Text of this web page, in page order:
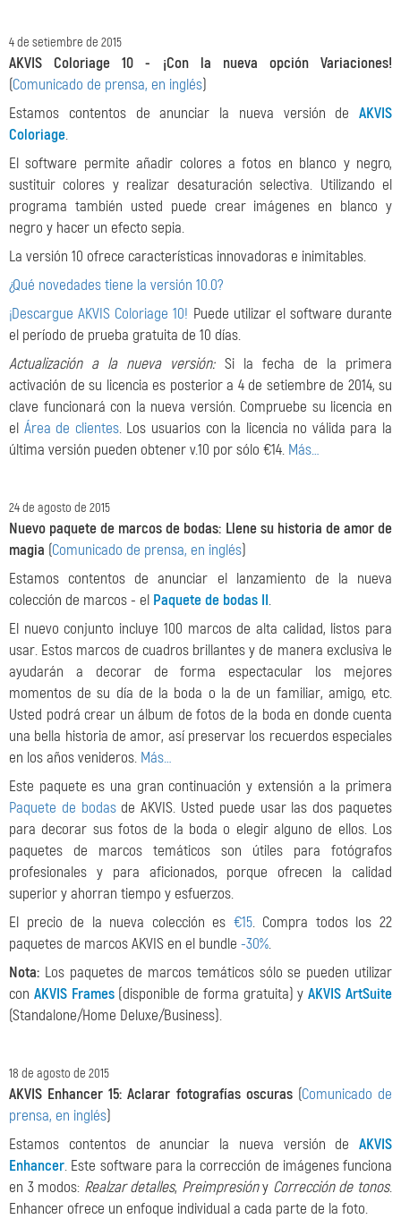
4 de setiembre de 2015
AKVIS Coloriage 10 - ¡Con la nueva opción Variaciones!
(Comunicado de prensa, en inglés)
Estamos contentos de anunciar la nueva versión de AKVIS
Coloriage.
El software permite añadir colores a fotos en blanco y negro,
sustituir colores y realizar desaturación selectiva. Utilizando el
programa también usted puede crear imágenes en blanco y
negro y hacer un efecto sepia.
La versión 10 ofrece características innovadoras e inimitables.
¿Qué novedades tiene la versión 10.0?
¡Descargue AKVIS Coloriage 10! Puede utilizar el software durante
el período de prueba gratuita de 10 días.
Actualización a la nueva versión:Si la fecha de la primera
activación de su licencia es posterior a 4 de setiembre de 2014, su
clave funcionará con la nueva versión. Compruebe su licencia en
el Área de clientes. Los usuarios con la licencia no válida para la
última versión pueden obtener v.10 por sólo €14. Más…
24 de agosto de 2015
Nuevo paquete de marcos de bodas: Llene su historia de amor de
magia (Comunicado de prensa, en inglés)
Estamos contentos de anunciar el lanzamiento de la nueva
colección de marcos - el Paquete de bodas II.
El nuevo conjunto incluye 100 marcos de alta calidad, listos para
usar. Estos marcos de cuadros brillantes y de manera exclusiva le
ayudarán a decorar de forma espectacular los mejores
momentos de su día de la boda o la de un familiar, amigo, etc.
Usted podrá crear un álbum de fotos de la boda en donde cuenta
una bella historia de amor, así preservar los recuerdos especiales
en los años venideros. Más…
Este paquete es una gran continuación y extensión a la primera
Paquete de bodasde AKVIS. Usted puede usar las dos paquetes
para decorar sus fotos de la boda o elegir alguno de ellos. Los
paquetes de marcos temáticos son útiles para fotógrafos
profesionales y para aficionados, porque ofrecen la calidad
superior y ahorran tiempo y esfuerzos.
El precio de la nueva colección es €15. Compra todos los 22
paquetes de marcos AKVIS en el bundle -30%.
Nota: Los paquetes de marcos temáticos sólo se pueden utilizar
con AKVIS Frames(disponible de forma gratuita) yAKVIS ArtSuite
(Standalone/Home Deluxe/Business).
18 de agosto de 2015
AKVIS Enhancer 15:Aclarar fotografías oscuras(Comunicado de
prensa, en inglés)
Estamos contentos de anunciar la nueva versión de AKVIS
Enhancer. Este software para la corrección de imágenes funciona
en 3 modos: Realzar detalles, Preimpresióny Corrección de tonos.
Enhancer ofrece un enfoque individual a cada parte de la foto.